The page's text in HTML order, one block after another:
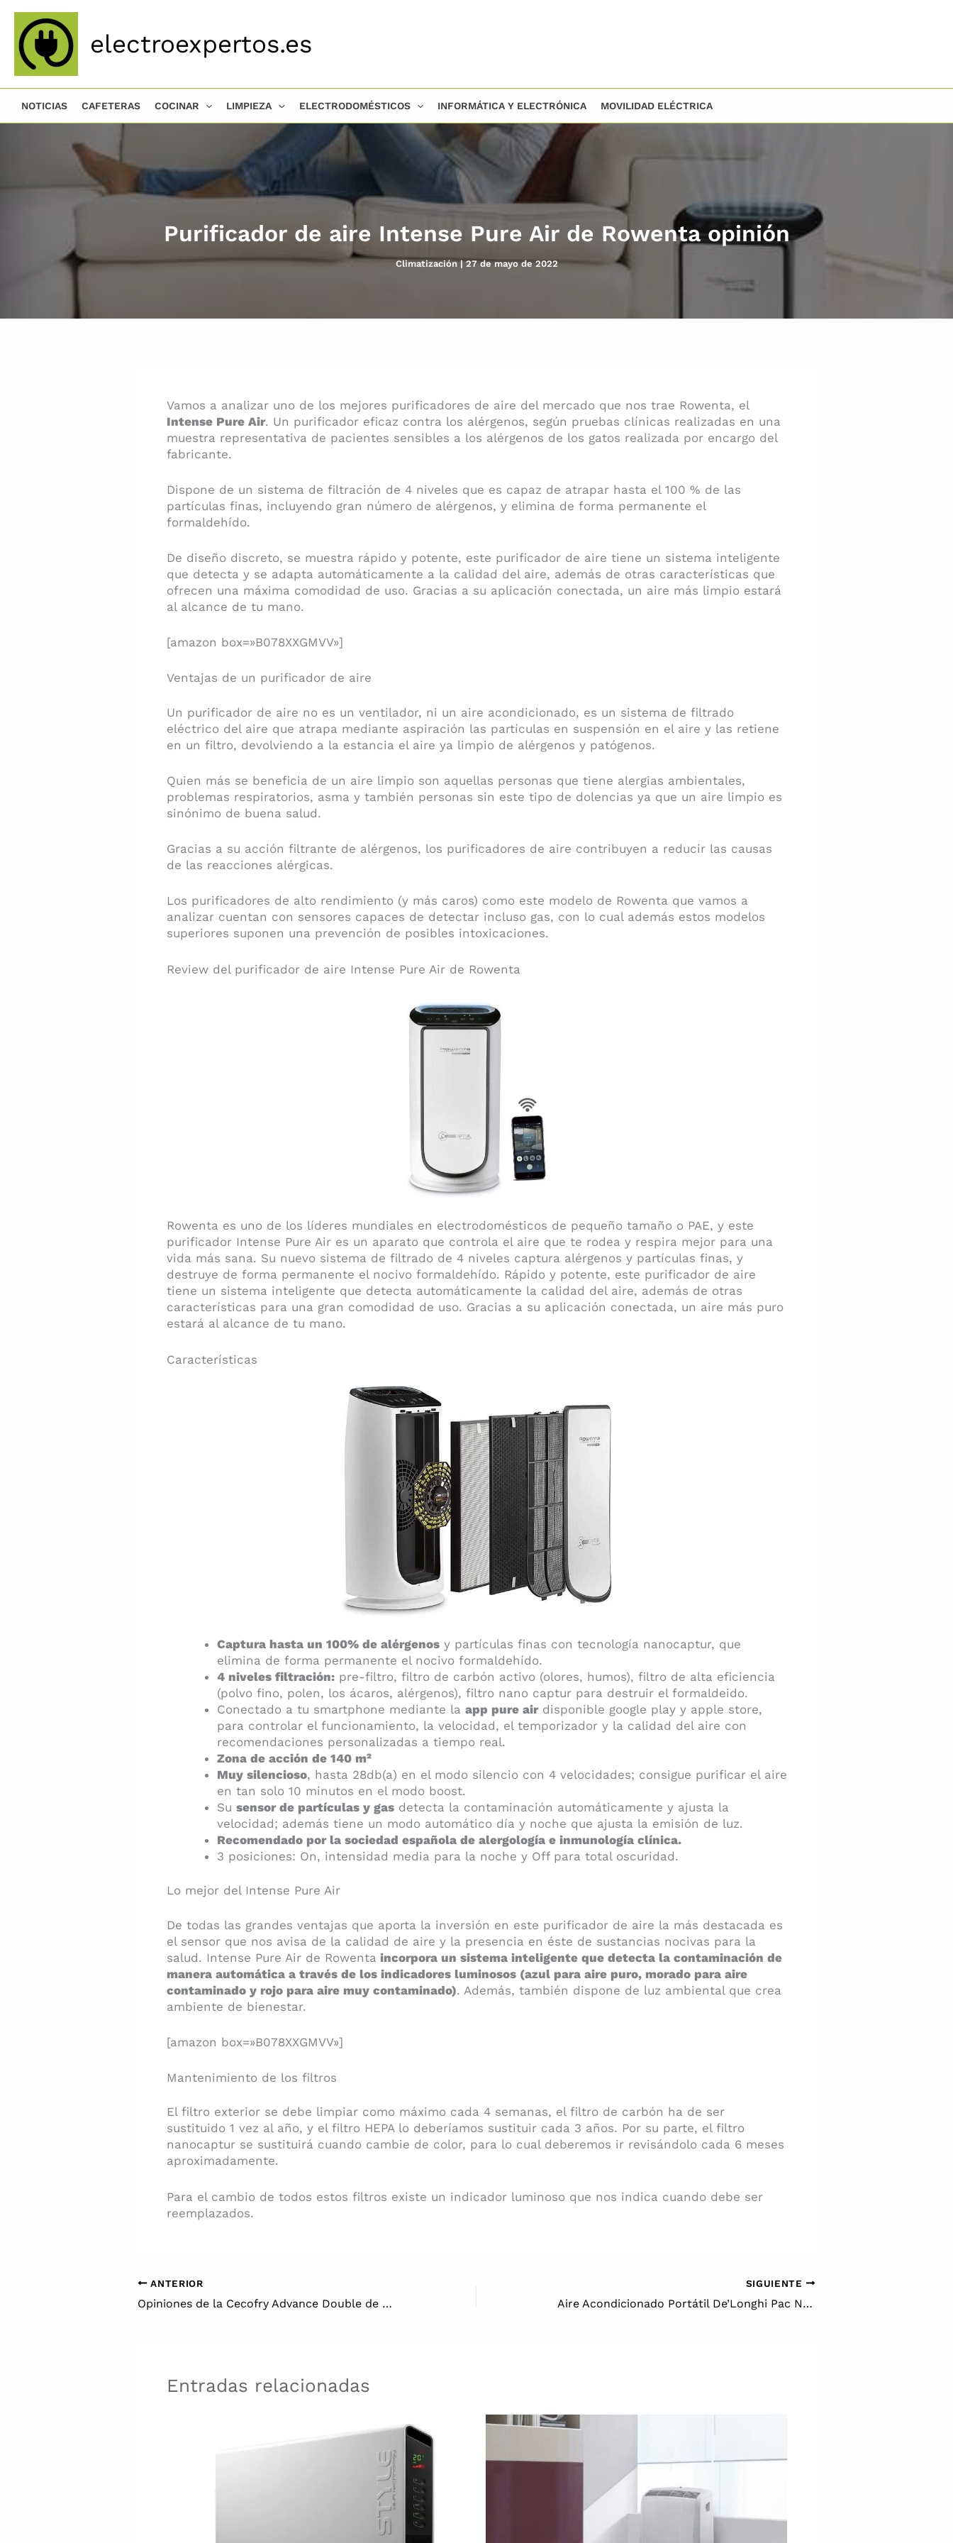
contenido
electroexpertos.es
NOTICIAS CAFETERAS COCINAR LIMPIEZA ELECTRODOMÉSTICOS INFORMÁTICA Y ELECTRÓNICA MOVILIDAD ELÉCTRICA
Purificador de aire Intense Pure Air de Rowenta opinión
Climatización|27 de mayo de 2022
Vamos a analizar uno de los mejores purificadores de aire del mercado que nos trae Rowenta, el
Intense Pure Air. Un purificador eficaz contra los alérgenos, según pruebas clínicas realizadas en una
muestra representativa de pacientes sensibles a los alérgenos de los gatos realizada por encargo del
fabricante.
Dispone de un sistema de filtración de 4 niveles que es capaz de atrapar hasta el 100 % de las
partículas finas, incluyendo gran número de alérgenos, y elimina de forma permanente el
formaldehído.
De diseño discreto, se muestra rápido y potente, este purificador de aire tiene un sistema inteligente
que detecta y se adapta automáticamente a la calidad del aire, además de otras características que
ofrecen una máxima comodidad de uso. Gracias a su aplicación conectada, un aire más limpio estará
al alcance de tu mano.
[amazon box=»B078XXGMVV»]
Ventajas de un purificador de aire
Un purificador de aire no es un ventilador, ni un aire acondicionado, es un sistema de filtrado
eléctrico del aire que atrapa mediante aspiración las partículas en suspensión en el aire y las retiene
en un filtro, devolviendo a la estancia el aire ya limpio de alérgenos y patógenos.
Quien más se beneficia de un aire limpio son aquellas personas que tiene alergias ambientales,
problemas respiratorios, asma y también personas sin este tipo de dolencias ya que un aire limpio es
sinónimo de buena salud.
Gracias a su acción filtrante de alérgenos, los purificadores de aire contribuyen a reducir las causas
de las reacciones alérgicas.
Los purificadores de alto rendimiento (y más caros) como este modelo de Rowenta que vamos a
analizar cuentan con sensores capaces de detectar incluso gas, con lo cual además estos modelos
superiores suponen una prevención de posibles intoxicaciones.
Review del purificador de aire Intense Pure Air de Rowenta
Rowenta es uno de los líderes mundiales en electrodomésticos de pequeño tamaño o PAE, y este
purificador Intense Pure Air es un aparato que controla el aire que te rodea y respira mejor para una
vida más sana. Su nuevo sistema de filtrado de 4 niveles captura alérgenos y partículas finas, y
destruye de forma permanente el nocivo formaldehído. Rápido y potente, este purificador de aire
tiene un sistema inteligente que detecta automáticamente la calidad del aire, además de otras
características para una gran comodidad de uso. Gracias a su aplicación conectada, un aire más puro
estará al alcance de tu mano.
Características
Captura hasta un 100% de alérgenosy partículas finas con tecnología nanocaptur, que
elimina de forma permanente el nocivo formaldehído.
4 niveles filtración:pre-filtro, filtro de carbón activo (olores, humos), filtro de alta eficiencia
(polvo fino, polen, los ácaros, alérgenos), filtro nano captur para destruir el formaldeido.
Conectado a tu smartphone mediante la app pure airdisponible google play y apple store,
para controlar el funcionamiento, la velocidad, el temporizador y la calidad del aire con
recomendaciones personalizadas a tiempo real.
Zona de acción de 140 m²
Muy silencioso, hasta 28db(a) en el modo silencio con 4 velocidades; consigue purificar el aire
en tan solo 10 minutos en el modo boost.
Su sensor de partículas y gasdetecta la contaminación automáticamente y ajusta la
velocidad; además tiene un modo automático día y noche que ajusta la emisión de luz.
Recomendado por la sociedad española de alergología e inmunología clínica.
3 posiciones: On, intensidad media para la noche y Off para total oscuridad.
Lo mejor del Intense Pure Air
De todas las grandes ventajas que aporta la inversión en este purificador de aire la más destacada es
el sensor que nos avisa de la calidad de aire y la presencia en éste de sustancias nocivas para la
salud. Intense Pure Air de Rowenta incorpora un sistema inteligente que detecta la contaminación de
manera automática a través de los indicadores luminosos (azul para aire puro, morado para aire
contaminado y rojo para aire muy contaminado). Además, también dispone de luz ambiental que crea
ambiente de bienestar.
[amazon box=»B078XXGMVV»]
Mantenimiento de los filtros
El filtro exterior se debe limpiar como máximo cada 4 semanas, el filtro de carbón ha de ser
sustituido 1 vez al año, y el filtro HEPA lo deberíamos sustituir cada 3 años. Por su parte, el filtro
nanocaptur se sustituirá cuando cambie de color, para lo cual deberemos ir revisándolo cada 6 meses
aproximadamente.
Para el cambio de todos estos filtros existe un indicador luminoso que nos indica cuando debe ser
reemplazados.
ANTERIOR
Opiniones de la Cecofry Advance Double de Cecotec
SIGUIENTE
Aire Acondicionado Portátil De’Longhi Pac N90 Eco Silent
Entradas relacionadas